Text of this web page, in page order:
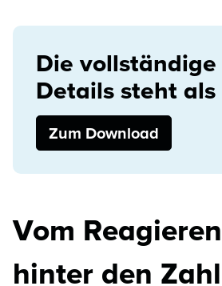
Die
Details steht als
Zum Download
Vom
hinter den